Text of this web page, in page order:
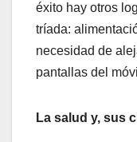
éxito hay otros
tríada:
necesidad de
pantallas del
La salud y, sus